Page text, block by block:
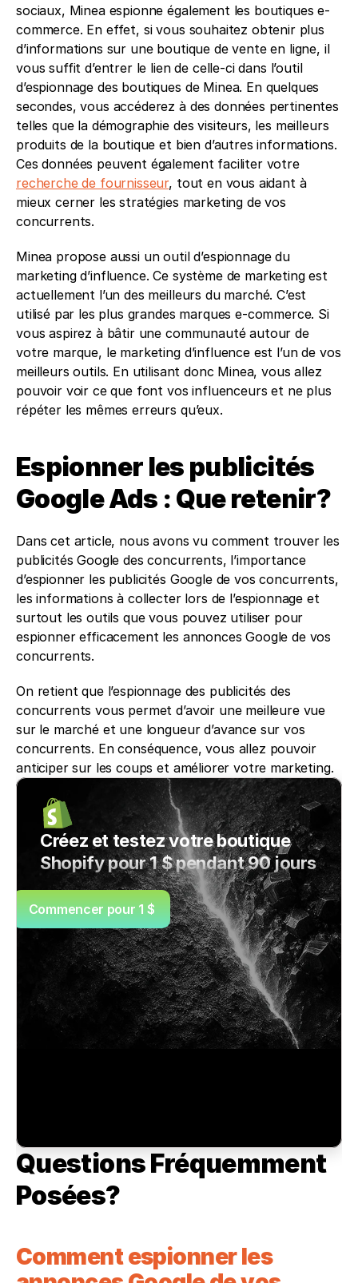
sociaux, Minea espionne également les boutiques e-
commerce. En effet, si vous souhaitez obtenir plus
d’informations sur une boutique de vente en ligne, il
vous suffit d’entrer le lien de celle-ci dans l’outil
d’espionnage des boutiques de Minea. En quelques
secondes, vous accéderez à des données pertinentes
telles que la démographie des visiteurs, les meilleurs
produits de la boutique et bien d’autres informations.
Ces données peuvent également faciliter votre
recherche de fournisseur, tout en vous aidant à
mieux cerner les stratégies marketing de vos
concurrents.
Minea propose aussi un outil d’espionnage du
marketing d’influence. Ce système de marketing est
actuellement l’un des meilleurs du marché. C’est
utilisé par les plus grandes marques e-commerce. Si
vous aspirez à bâtir une communauté autour de
votre marque, le marketing d’influence est l’un de vos
meilleurs outils. En utilisant donc Minea, vous allez
pouvoir voir ce que font vos influenceurs et ne plus
répéter les mêmes erreurs qu’eux.
Espionner les publicités
Google Ads : Que retenir?
Dans cet article, nous avons vu comment trouver les
publicités Google des concurrents, l’importance
d’espionner les publicités Google de vos concurrents,
les informations à collecter lors de l’espionnage et
surtout les outils que vous pouvez utiliser pour
espionner efficacement les annonces Google de vos
concurrents.
On retient que l’espionnage des publicités des
concurrents vous permet d’avoir une meilleure vue
sur le marché et une longueur d’avance sur vos
concurrents. En conséquence, vous allez pouvoir
anticiper sur les coups et améliorer votre marketing.
Créez et testez votre boutique
Shopify pour 1 $ pendant 90 jours
Commencer pour 1 $
Questions Fréquemment
Posées?
Comment espionner les